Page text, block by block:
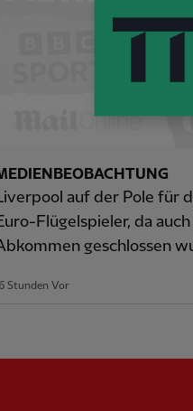
auf der Pole für
Flügelspieler, da
geschlossen
Stunden Vor